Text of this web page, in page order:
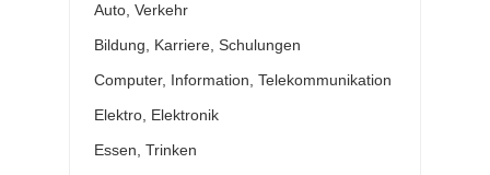
Auto, Verkehr
Bildung, Karriere, Schulungen
Computer, Information, Telekommunikation
Elektro, Elektronik
Essen, Trinken